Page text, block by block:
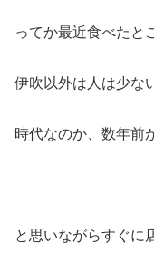
ってか最近食べたと
伊吹以外は人は少な
時代なのか、数年前
と思いながらすぐに